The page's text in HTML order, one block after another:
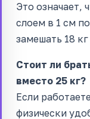
Это означает,
слоем в 1 см
замешать 18
Стоит ли
вместо 25 кг?
Если
физически